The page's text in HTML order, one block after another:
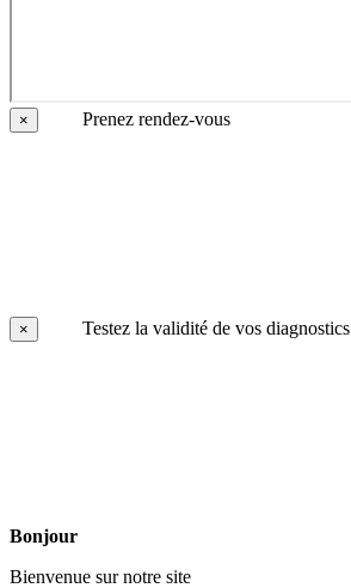
× Prenez rendez-vous
× Testez la validité de vos diagnostics
Bonjour
Bienvenue sur notre site